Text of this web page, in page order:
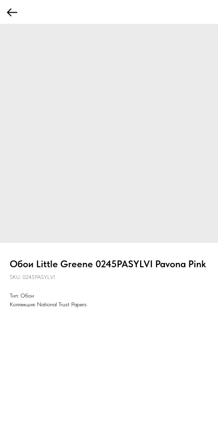
Обои Little Greene 0245PASYLVI Pavona Pink
SKU: 0245PASYLVI
Тип: Обои
Коллекция: National Trust Papers